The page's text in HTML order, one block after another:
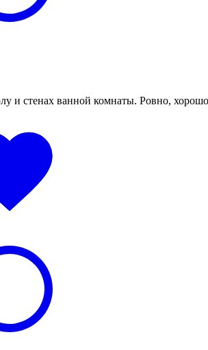
и стенах ванной комнаты. Ровно,